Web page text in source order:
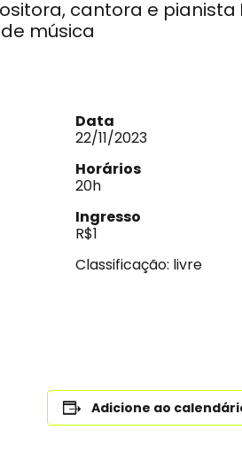
cantora e pianista
música
Data
22/11/2023
Horários
20h
Ingresso
R$1
Classificação: livre
Adicione ao